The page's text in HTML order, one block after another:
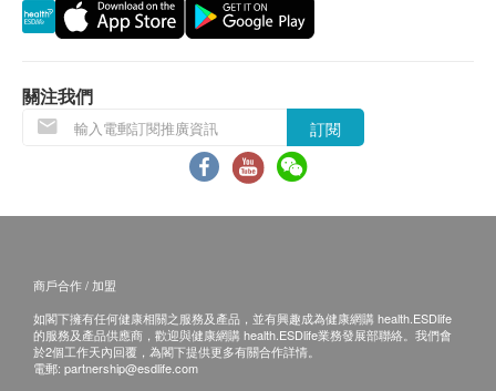
關注我們
訂閱
商戶合作 / 加盟
如閣下擁有任何健康相關之服務及產品，並有興趣成為健康網購 health.ESDlife
的服務及產品供應商，歡迎與健康網購 health.ESDlife業務發展部聯絡。我們會
於2個工作天內回覆，為閣下提供更多有關合作詳情。
電郵: partnership@esdlife.com